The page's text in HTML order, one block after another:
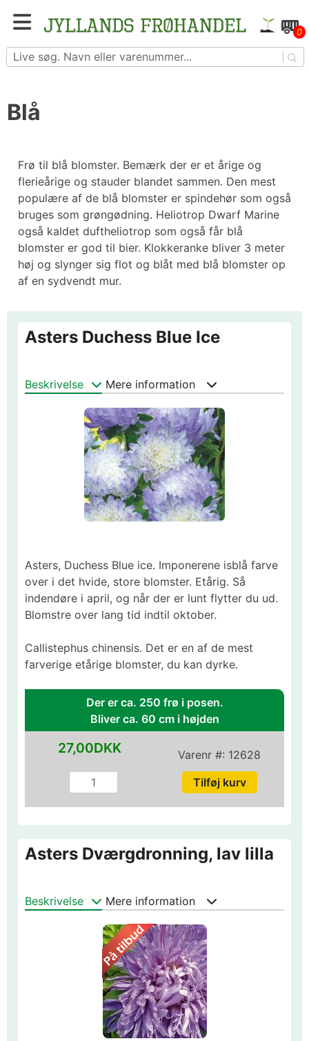
Blomster- og grøntsagsfrø fra hele Europa – få
adgang til 1.229 spændende sorter
0
Blå
Frø til blå blomster. Bemærk der er et årige og
flerieårige og stauder blandet sammen. Den mest
populære af de blå blomster er spindehør som også
bruges som grøngødning. Heliotrop Dwarf Marine
også kaldet duftheliotrop som også får blå
blomster er god til bier. Klokkeranke bliver 3 meter
høj og slynger sig flot og blåt med blå blomster op
af en sydvendt mur.
Asters Duchess Blue Ice
Beskrivelse Mere information
Asters, Duchess Blue ice. Imponerene isblå farve
over i det hvide, store blomster. Etårig. Så
indendøre i april, og når der er lunt flytter du ud.
Blomstre over lang tid indtil oktober.
Callistephus chinensis. Det er en af de mest
farverige etårige blomster, du kan dyrke.
Der er ca. 250 frø i posen.
Bliver ca. 60 cm i højden
Varenr #: 12628
27,00DKK
Asters Dværgdronning, lav lilla
Beskrivelse Mere information